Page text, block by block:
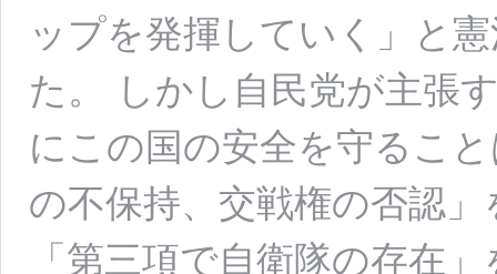
ップを発揮していく」と
た。 しかし自民党が主張
にこの国の安全を守るこ
の不保持、交戦権の否認
「第三項で自衛隊の存在